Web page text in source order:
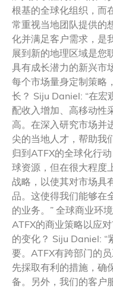
根基的全球化组织，而
常重视当地团队提供的
化并满足客户需求，是
展到新的地理区域是您
具有成长潜力的新兴市
每个市场量身定制策略
长？ Siju Daniel: “在宏
配收入增加、高移动性
高。在深入研究市场并
尖的当地人才，帮助我
归到ATFX的全球化行
球资源，但在很大程度
战略，以使其对市场具
品。这使得我们能够在
的业务。” 全球商业环
ATFX的商业策略以应
的变化？ Siju Daniel: “
要。ATFX有跨部门的
先採取有利的措施，确
备。另外，我们的客户